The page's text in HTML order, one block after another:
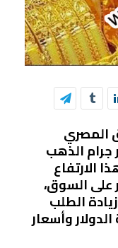
المصري
الذهب
هذا الارتفاع
على السوق،
الطلب
وأسعار